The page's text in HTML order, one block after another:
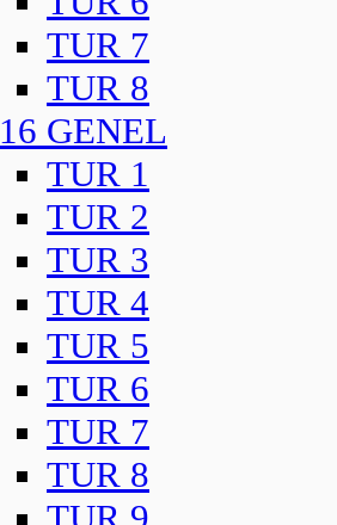
TUR 7
TUR 8
16 GENEL
TUR 1
TUR 2
TUR 3
TUR 4
TUR 5
TUR 6
TUR 7
TUR 8